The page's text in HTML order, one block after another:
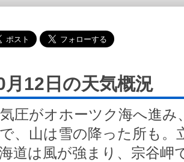
月12日の天気概況
圧がオホーツク海へ進み
、山は雪の降った所も。
道は風が強まり、宗谷岬